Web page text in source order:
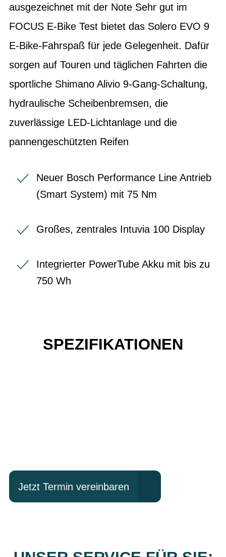
ausgezeichnet mit der Note Sehr gut im
FOCUS E-Bike Test bietet das Solero EVO 9
E-Bike-Fahrspaß für jede Gelegenheit. Dafür
sorgen auf Touren und täglichen Fahrten die
sportliche Shimano Alivio 9-Gang-Schaltung,
hydraulische Scheibenbremsen, die
zuverlässige LED-Lichtanlage und die
pannengeschützten Reifen
Neuer Bosch Performance Line Antrieb
(Smart System) mit 75 Nm
Großes, zentrales Intuvia 100 Display
Integrierter PowerTube Akku mit bis zu
750 Wh
SPEZIFIKATIONEN
Jetzt Termin vereinbaren